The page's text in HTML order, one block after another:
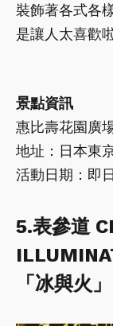
裝飾著各式各
是讓人太喜歡
景點資訊
惠比壽花園廣
地址：日本東
活動日期：即
5.表參道
「冰與火」